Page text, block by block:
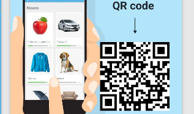
შაბ კვირ
ყოველდღიური პროგრესი
ყოველთვიური პროგრესი